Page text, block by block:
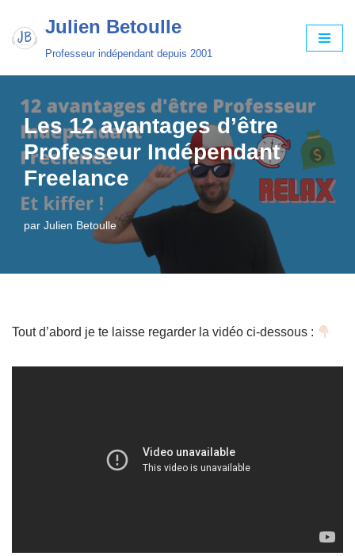
Aller
Julien Betoulle
Professeur indépendant depuis 2001
Les 12 avantages d’être
Professeur Indépendant
Freelance
par Julien Betoulle
Tout d’abord je te laisse regarder la vidéo ci-dessous :